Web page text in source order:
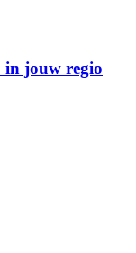
jouw regio